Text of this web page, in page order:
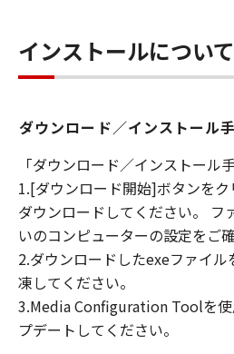
べての責任を負ってい
す。 (2) お客様は、再
「本ソフトウエア」を
せることはできません
(3) お客様は、「本ソ
または一部を修正、改
ジニアリング、逆コン
ンブル等することはで
者にこのような行為を
ん。
(4) 本契約に明示的に
キヤノンは「本ソフト
インストールについて
ダウンロード／インストール
「ダウンロード／インストール手
1.[ダウンロード開始]ボタンを
ダウンロードしてください。 フ
いのコンピューターの設定をご
2.ダウンロードしたexeファイ
凍してください。
3.Media Configuration Toolを使
プデートしてください。